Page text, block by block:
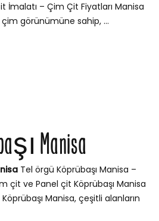
İmalatı – Çim Çit Fiyatları Manisa
görünümüne sahip, ...
Manisa
Tel örgü Köprübaşı Manisa –
çit ve Panel çit Köprübaşı Manisa
Manisa, çeşitli alanların